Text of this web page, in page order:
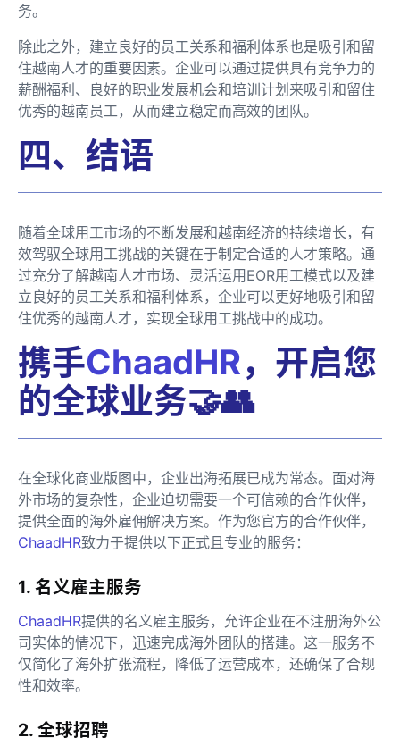
务。
除此之外，建立良好的员工关系和福利体系也是吸引和留
住越南人才的重要因素。企业可以通过提供具有竞争力的
薪酬福利、良好的职业发展机会和培训计划来吸引和留住
优秀的越南员工，从而建立稳定而高效的团队。
四、结语
随着全球用工市场的不断发展和越南经济的持续增长，有
效驾驭全球用工挑战的关键在于制定合适的人才策略。通
过充分了解越南人才市场、灵活运用EOR用工模式以及建
立良好的员工关系和福利体系，企业可以更好地吸引和留
住优秀的越南人才，实现全球用工挑战中的成功。
携手ChaadHR，开启您
的全球业务🤝👥
在全球化商业版图中，企业出海拓展已成为常态。面对海
外市场的复杂性，企业迫切需要一个可信赖的合作伙伴，
提供全面的海外雇佣解决方案。作为您官方的合作伙伴，
ChaadHR致力于提供以下正式且专业的服务：
1. 名义雇主服务
ChaadHR提供的名义雇主服务，允许企业在不注册海外公
司实体的情况下，迅速完成海外团队的搭建。这一服务不
仅简化了海外扩张流程，降低了运营成本，还确保了合规
性和效率。
2. 全球招聘